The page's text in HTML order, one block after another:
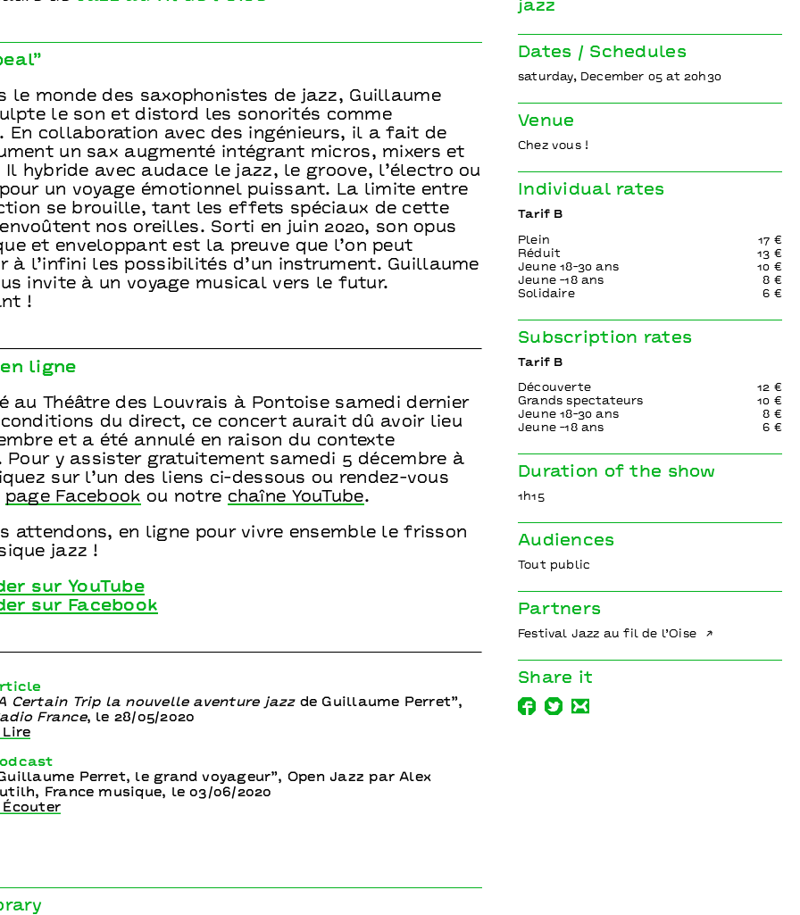
le monde des saxophonistes de jazz, Guillaume
le son et distord les sonorités comme
En collaboration avec des ingénieurs, il a fait de
un sax augmenté intégrant micros, mixers et
Il hybride avec audace le jazz, le groove, l’électro ou
un voyage émotionnel puissant. La limite entre
se brouille, tant les effets spéciaux de cette
nos oreilles. Sorti en juin 2020, son opus
et enveloppant est la preuve que l’on peut
à l’infini les possibilités d’un instrument. Guillaume
invite à un voyage musical vers le futur.
!
ligne
au Théâtre des Louvrais à Pontoise samedi dernier
du direct, ce concert aurait dû avoir lieu
et a été annulé en raison du contexte
Pour y assister gratuitement samedi 5 décembre à
sur l’un des liens ci-dessous ou rendez-vous
page Facebook ou notre chaîne YouTube.
attendons, en ligne pour vivre ensemble le frisson
jazz !
sur YouTube
sur Facebook
Certain Trip la nouvelle aventure jazzde Guillaume Perret”,
France, le 28/05/2020
Lire
Perret, le grand voyageur”, Open Jazz par Alex
France musique, le 03/06/2020
Écouter
jazz
Dates / Schedules
saturday, December 05 at 20h30
Venue
Chez vous !
Individual rates
Tarif B
Plein
17 €
Réduit
13 €
Jeune 18-30 ans
10 €
Jeune -18 ans
8 €
Solidaire
6 €
Subscription rates
Tarif B
Découverte
12 €
Grands spectateurs
10 €
Jeune 18-30 ans
8 €
Jeune -18 ans
6 €
Duration of the show
1h15
Audiences
Tout public
Partners
Festival Jazz au fil de l’Oise
Share it